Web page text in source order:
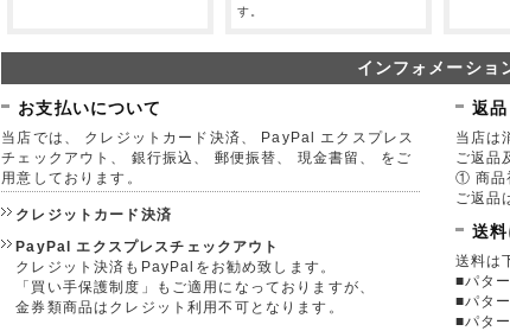
す。
インフォメーショ
お支払いについて
当店では、 クレジットカード決済、 PayPal エクスプレス
チェックアウト、 銀行振込、 郵便振替、 現金書留、 をご
用意しております。
クレジットカード決済
PayPal エクスプレスチェックアウト
クレジット決済もPayPalをお勧め致します。
「買い手保護制度」もご適用になっておりますが、
金券類商品はクレジット利用不可となります。
返
当店は
ご返品
① 商品
ご返品
送
送料は
■パタ
■パタ
■パタ